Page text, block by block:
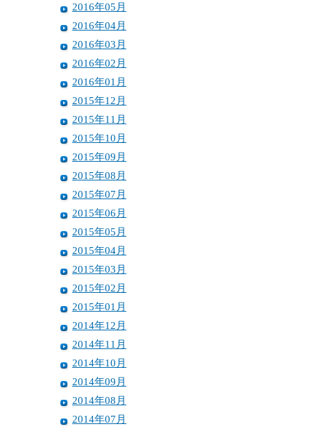
2016年05月
2016年04月
2016年03月
2016年02月
2016年01月
2015年12月
2015年11月
2015年10月
2015年09月
2015年08月
2015年07月
2015年06月
2015年05月
2015年04月
2015年03月
2015年02月
2015年01月
2014年12月
2014年11月
2014年10月
2014年09月
2014年08月
2014年07月